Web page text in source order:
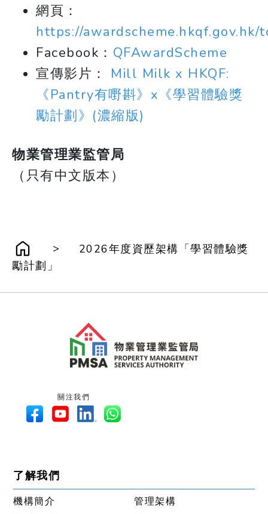
網頁：
https://
Facebook： QFAwardScheme
宣傳影片： Mill Milk x HKQF:
《Pantry有嘢斟》x《學習體驗獎
勵計劃》(濃縮版)
物業管理業監管局
（只有中文版本）
>
2026年度資歷架構「學習體驗獎
勵計劃」
關注我們
了解我們
機構簡介
管理架構